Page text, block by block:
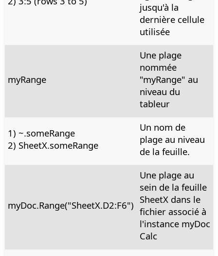
jusqu'à la
dernière cellule
utilisée
myRange
Une plage
nommée
"myRange" au
niveau du
tableur
1) ~.someRange
2) SheetX.someRange
Un nom de
plage au niveau
de la feuille.
myDoc.Range("SheetX.D2:F6")
Une plage au
sein de la feuille
SheetX dans le
fichier associé à
l'instance myDoc
Calc